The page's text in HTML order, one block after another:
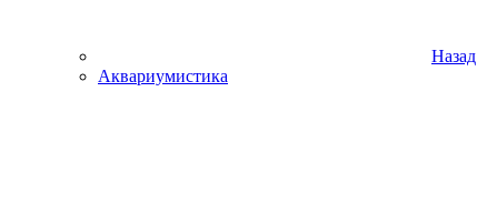
Назад
Аквариумистика